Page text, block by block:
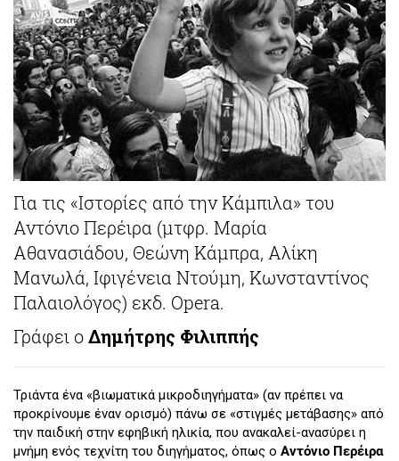
Για τις «Ιστορίες από την Κάμπιλα» του
Αντόνιο Περέιρα (μτφρ. Μαρία
Αθανασιάδου, Θεώνη Κάμπρα, Αλίκη
Μανωλά, Ιφιγένεια Ντούμη, Κωνσταντίνος
Παλαιολόγος) εκδ. Opera.
Γράφει οΔημήτρης Φιλιππής
Τριάντα ένα «βιωματικά μικροδιηγήματα» (αν πρέπει να
προκρίνουμε έναν ορισμό) πάνω σε «στιγμές μετάβασης» από
την παιδική στην εφηβική ηλικία, που ανακαλεί-ανασύρει η
μνήμη ενός τεχνίτη του διηγήματος, όπως ο Αντόνιο Περέιρα